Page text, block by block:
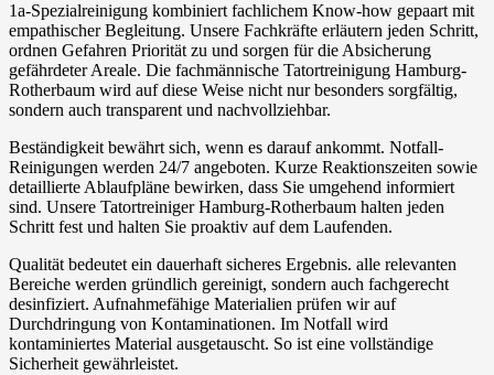
1a-Spezialreinigung kombiniert fachlichem Know-how gepaart mit
empathischer Begleitung. Unsere Fachkräfte erläutern jeden Schritt,
ordnen Gefahren Priorität zu und sorgen für die Absicherung
gefährdeter Areale. Die fachmännische Tatortreinigung Hamburg-
Rotherbaum wird auf diese Weise nicht nur besonders sorgfältig,
sondern auch transparent und nachvollziehbar.
Beständigkeit bewährt sich, wenn es darauf ankommt. Notfall-
Reinigungen werden 24/7 angeboten. Kurze Reaktionszeiten sowie
detaillierte Ablaufpläne bewirken, dass Sie umgehend informiert
sind. Unsere Tatortreiniger Hamburg-Rotherbaum halten jeden
Schritt fest und halten Sie proaktiv auf dem Laufenden.
Qualität bedeutet ein dauerhaft sicheres Ergebnis. alle relevanten
Bereiche werden gründlich gereinigt, sondern auch fachgerecht
desinfiziert. Aufnahmefähige Materialien prüfen wir auf
Durchdringung von Kontaminationen. Im Notfall wird
kontaminiertes Material ausgetauscht. So ist eine vollständige
Sicherheit gewährleistet.